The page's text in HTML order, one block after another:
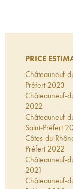
PRICE
Châteauneuf-
Préfert 2023
Châteauneuf-
2022
Châteauneuf-
Saint-Préfert
Côtes-du-
Préfert 2022
Châteauneuf-
2021
Châteauneuf-